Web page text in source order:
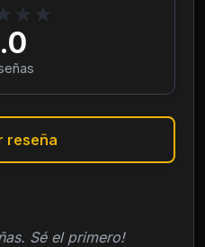
★ ★
reseña
Sé el primero!